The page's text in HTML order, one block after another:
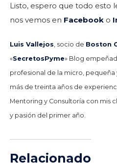
Listo, espero que todo esto
nos vemos en Facebook o
Luis Vallejos , socio de Boston
«SecretosPyme» Blog
profesional de la micro, pequeña
más de treinta años de
Mentoring y Consultoría con mis
y pasión del primer año.
Relacionado